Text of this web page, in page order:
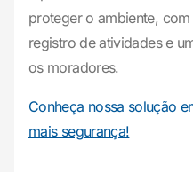
proteger o ambiente,
registro de atividades e
os moradores.
Conheça nossa solução
mais segurança!